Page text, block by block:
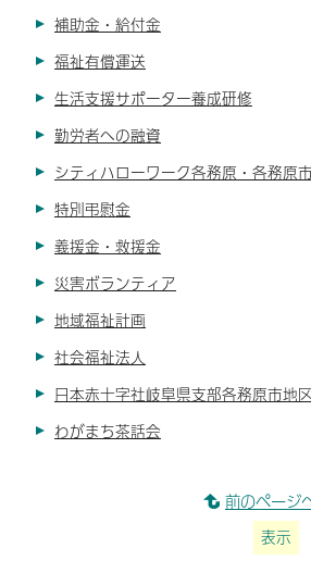
補助金・給付金
福祉有償運送
生活支援サポーター養成研修
勤労者への融資
シティハローワーク各務原・各務原
特別弔慰金
義援金・救援金
災害ボランティア
地域福祉計画
社会福祉法人
日本赤十字社岐阜県支部各務原市地
わがまち茶話会
前のページ
表示